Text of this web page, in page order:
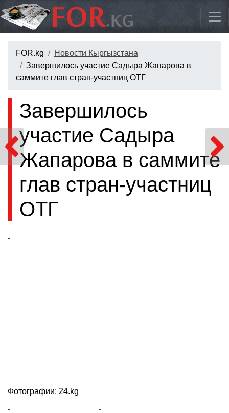
FOR.kg
Новости Кыргызстана
Завершилось участие Садыра Жапарова в
саммите глав стран-участниц ОТГ
Завершилось
участие Садыра
Жапарова в саммите
глав стран-участниц
ОТГ
Фотографии: 24.kg